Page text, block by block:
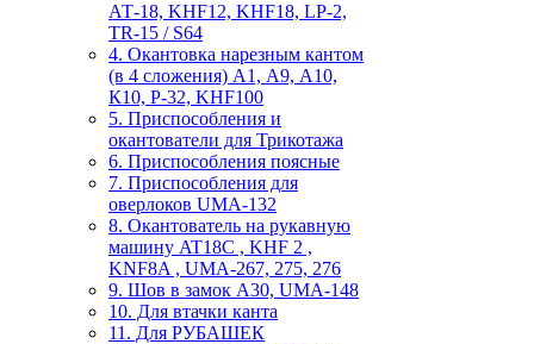
АТ-18, KHF12, KHF18, LP-2,
TR-15 / S64
4. Окантовка нарезным кантом
(в 4 сложения) А1, А9, А10,
К10, Р-32, KHF100
5. Приспособления и
окантователи для Трикотажа
6. Приспособления поясные
7. Приспособления для
оверлоков UMA-132
8. Окантователь на рукавную
машину AT18C , KHF 2 ,
KNF8A , UMA-267, 275, 276
9. Шов в замок А30, UMA-148
10. Для втачки канта
11. Для РУБАШЕК